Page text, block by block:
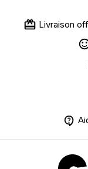
Livraison